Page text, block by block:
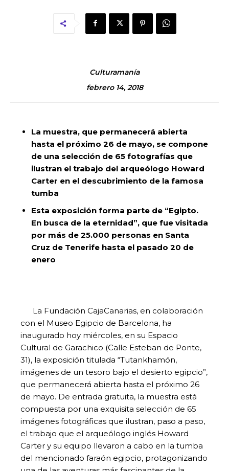
Culturamanía
febrero 14, 2018
La muestra, que permanecerá abierta
hasta el próximo 26 de mayo, se compone
de una selección de 65 fotografías que
ilustran el trabajo del arqueólogo Howard
Carter en el descubrimiento de la famosa
tumba
Esta exposición forma parte de “Egipto.
En busca de la eternidad”, que fue visitada
por más de 25.000 personas en Santa
Cruz de Tenerife hasta el pasado 20 de
enero
La Fundación CajaCanarias, en colaboración
con el Museo Egipcio de Barcelona, ha
inaugurado hoy miércoles, en su Espacio
Cultural de Garachico (Calle Esteban de Ponte,
31), la exposición titulada “Tutankhamón,
imágenes de un tesoro bajo el desierto egipcio”,
que permanecerá abierta hasta el próximo 26
de mayo. De entrada gratuita, la muestra está
compuesta por una exquisita selección de 65
imágenes fotográficas que ilustran, paso a paso,
el trabajo que el arqueólogo inglés Howard
Carter y su equipo llevaron a cabo en la tumba
del mencionado faraón egipcio, protagonizando